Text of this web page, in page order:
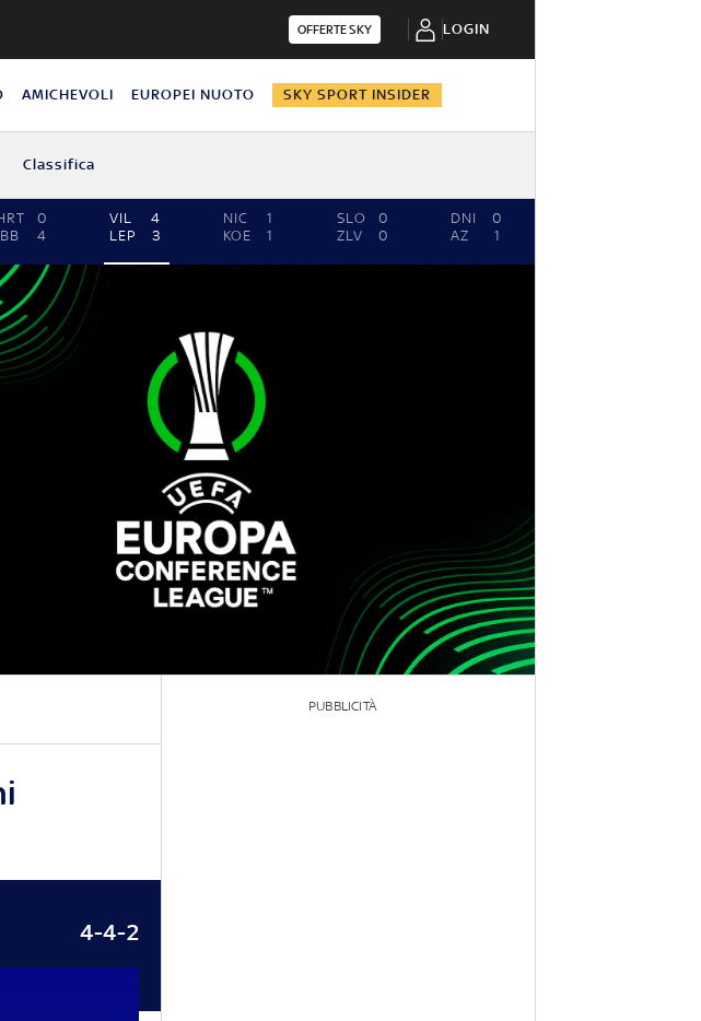
OFFERTE SKY LOGIN
AMICHEVOLI EUROPEI NUOTO SKY SPORT INSIDER
Classifica
0
4
VIL
4
LEP
3
NIC
1
KOE
1
SLO
0
ZLV
0
DNI
0
AZ
1
4-4-2
PUBBLICITÀ